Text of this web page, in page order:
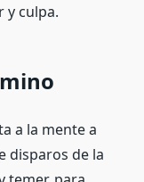
y culpa.
a la mente a
disparos de la